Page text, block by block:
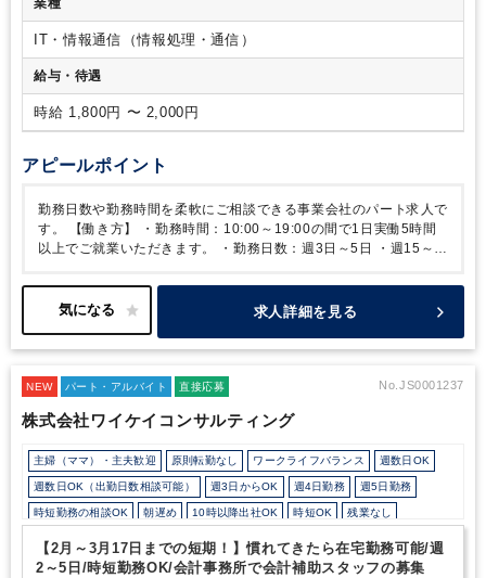
業種
IT・情報通信（情報処理・通信）
給与・待遇
時給 1,800円 〜 2,000円
アピールポイント
勤務日数や勤務時間を柔軟にご相談できる事業会社のパート求人で
す。
【働き方】
・勤務時間：10:00～19:00の間で1日実働5時間
以上でご就業いただきます。
・勤務日数：週3日～5日
・週15～
談可能です）※もちろん、週30時間などそれ以上の就業のご希望
ございましたらご調整可能ですので、お気軽にご相談ください。
能） 【職場雰囲気】・年齢層も40代・50代と落ち着いており、落
らっしゃり、丁寧に教えていただけます。
・席は固定席です。
求人詳細を見る
NEW パート・アルバイト 直接応募 No.JS0001237
株式会社ワイケイコンサルティング
主婦（ママ）・主夫歓迎 原則転勤なし ワークライフバランス 週数日OK
週数日OK（出勤日数相談可能） 週3日からOK 週4日勤務 週5日勤務
時短勤務の相談OK 朝遅め 10時以降出社OK 時短OK 残業なし
駅から徒歩5分以内 ルーティンワークがメイン 研修・資格取得支援
教育環境が充実 社内システム等のOJT 業務手順等のOJT
【2月～3月17日までの短期！】慣れてきたら在宅勤務可能/週
2～5日/時短勤務OK/会計事務所で会計補助スタッフの募集